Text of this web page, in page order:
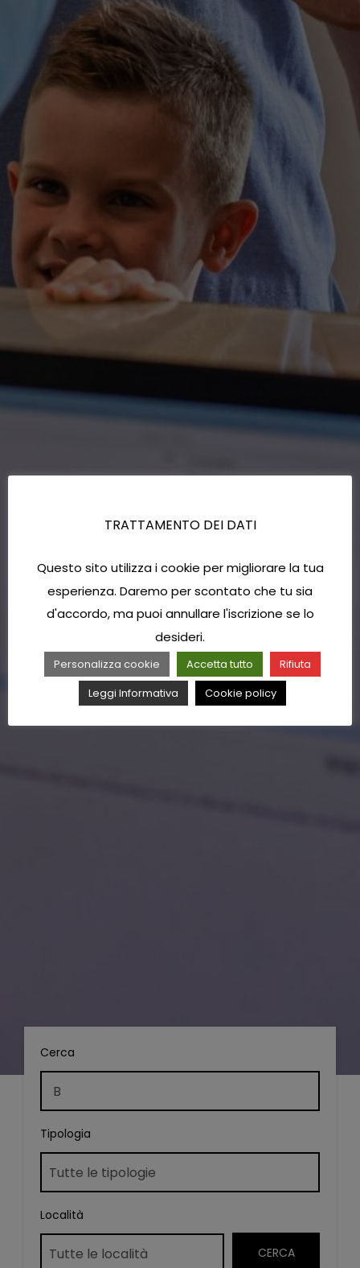
Cerca
Tipologia
Località
TRATTAMENTO DEI DATI
Questo sito utilizza i cookie per migliorare la tua
esperienza. Daremo per scontato che tu sia
d'accordo, ma puoi annullare l'iscrizione se lo
desideri.
Personalizza cookie Accetta tutto
Rifiuta
Leggi Informativa
Cookie policy